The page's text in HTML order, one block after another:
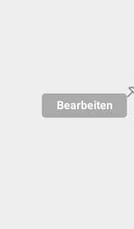
Bearbeiten